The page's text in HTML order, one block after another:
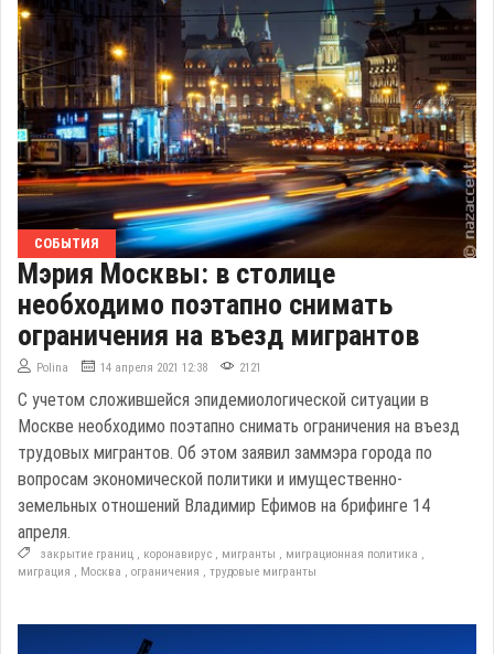
СОБЫТИЯ
Мэрия Москвы: в столице
необходимо поэтапно снимать
ограничения на въезд мигрантов
Polina 14 апреля 2021 12:38 2121
С учетом сложившейся эпидемиологической ситуации в
Москве необходимо поэтапно снимать ограничения на въезд
трудовых мигрантов. Об этом заявил заммэра города по
вопросам экономической политики и имущественно-
земельных отношений Владимир Ефимов на брифинге 14
апреля.
закрытие границ , коронавирус , мигранты , миграционная политика ,
миграция , Москва , ограничения , трудовые мигранты